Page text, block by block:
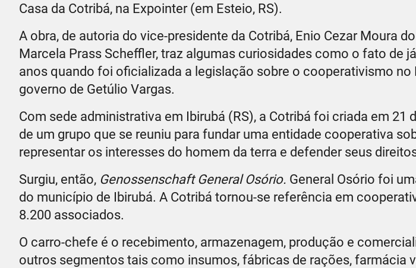
Casa da Cotribá, na Expointer (em Esteio, RS).
A obra, de autoria do vice-presidente da Cotribá, Enio Cezar Moura
Marcela Prass Scheffler, traz algumas curiosidades como o fato de
anos quando foi oficializada a legislação sobre o cooperativismo no
governo de Getúlio Vargas.
Com sede administrativa em Ibirubá (RS), a Cotribá foi criada em 21
de um grupo que se reuniu para fundar uma entidade cooperativa
representar os interesses do homem da terra e defender seus
Surgiu, então, Genossenschaft General Osório. General Osório foi
do município de Ibirubá. A Cotribá tornou-se referência em
8.200 associados.
O carro-chefe é o recebimento, armazenagem, produção e
outros segmentos tais como insumos, fábricas de rações, farmácia